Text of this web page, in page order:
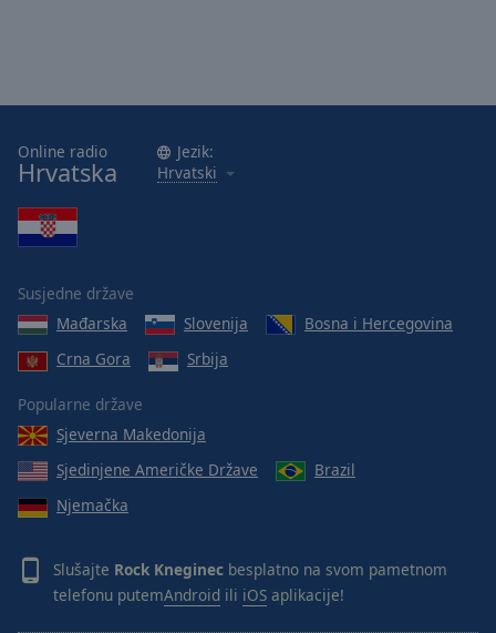
Online radio
Hrvatska
Jezik:
Hrvatski
Susjedne države
Mađarska
Slovenija
Bosna i Hercegovina
Crna Gora
Srbija
Popularne države
Sjeverna Makedonija
Sjedinjene Američke Države
Brazil
Njemačka
Slušajte Rock Kneginec besplatno na svom pametnom
telefonu putemAndroid ili iOS aplikacije!